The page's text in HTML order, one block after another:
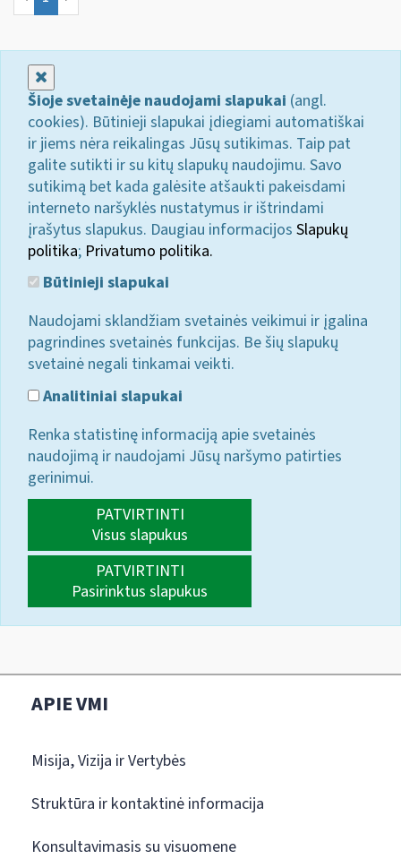
Šioje svetainėje naudojami slapukai (angl.
cookies). Būtinieji slapukai įdiegiami automatiškai
ir jiems nėra reikalingas Jūsų sutikimas. Taip pat
galite sutikti ir su kitų slapukų naudojimu. Savo
sutikimą bet kada galėsite atšaukti pakeisdami
interneto naršyklės nustatymus ir ištrindami
įrašytus slapukus. Daugiau informacijos Slapukų
politika; Privatumo politika.
Būtinieji slapukai
Naudojami sklandžiam svetainės veikimui ir įgalina
pagrindines svetainės funkcijas. Be šių slapukų
svetainė negali tinkamai veikti.
Analitiniai slapukai
Renka statistinę informaciją apie svetainės
naudojimą ir naudojami Jūsų naršymo patirties
gerinimui.
PATVIRTINTI
Visus slapukus
PATVIRTINTI
Pasirinktus slapukus
APIE VMI
Misija, Vizija ir Vertybės
Struktūra ir kontaktinė informacija
Konsultavimasis su visuomene